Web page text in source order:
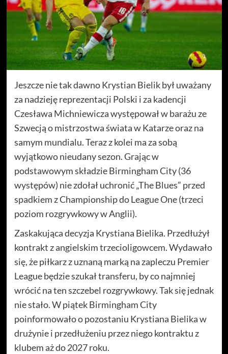
Jeszcze nie tak dawno Krystian Bielik był uważany
za nadzieję reprezentacji Polski i za kadencji
Czesława Michniewicza występował w barażu ze
Szwecją o mistrzostwa świata w Katarze oraz na
samym mundialu. Teraz z kolei ma za sobą
wyjątkowo nieudany sezon. Grając w
podstawowym składzie Birmingham City (36
występów) nie zdołał uchronić „The Blues” przed
spadkiem z Championship do League One (trzeci
poziom rozgrywkowy w Anglii).
Zaskakująca decyzja Krystiana Bielika. Przedłużył
kontrakt z angielskim trzecioligowcem. Wydawało
się, że piłkarz z uznaną marką na zapleczu Premier
League będzie szukał transferu, by co najmniej
wrócić na ten szczebel rozgrywkowy. Tak się jednak
nie stało. W piątek Birmingham City
poinformowało o pozostaniu Krystiana Bielika w
drużynie i przedłużeniu przez niego kontraktu z
klubem aż do 2027 roku.